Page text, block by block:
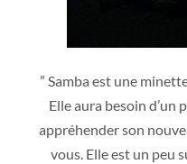
” Samba est une
Elle aura besoin d’un
appréhender son
vous. Elle est un peu